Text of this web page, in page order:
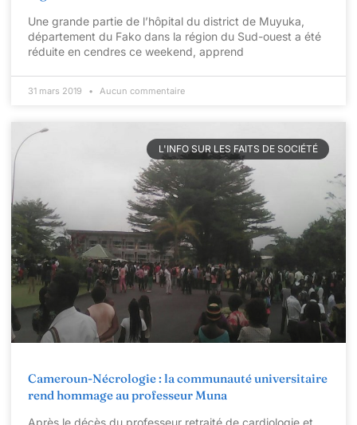
Une grande partie de l’hôpital du district de Muyuka,
département du Fako dans la région du Sud-ouest a été
réduite en cendres ce weekend, apprend
31 mars 2019 Aucun commentaire
L'INFO SUR LES FAITS DE SOCIÉTÉ
Cameroun-Nécrologie : la communauté universitaire
rend hommage au professeur Muna
Après le décès du professeur retraité de cardiologie et